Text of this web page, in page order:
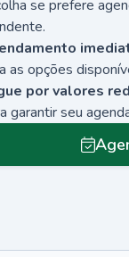
se prefere
as opções
por valores
garantir seu